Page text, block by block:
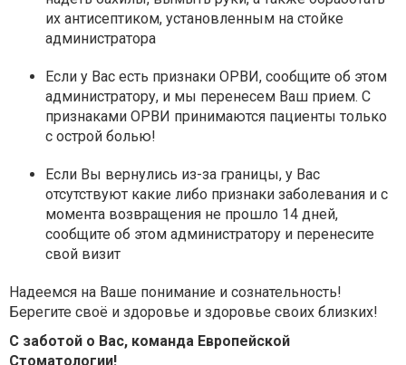
их антисептиком, установленным на стойке
администратора
Если у Вас есть признаки ОРВИ, сообщите об этом
администратору, и мы перенесем Ваш прием. С
признаками ОРВИ принимаются пациенты только
с острой болью!
Если Вы вернулись из-за границы, у Вас
отсутствуют какие либо признаки заболевания и с
момента возвращения не прошло 14 дней,
сообщите об этом администратору и перенесите
свой визит
Надеемся на Ваше понимание и сознательность!
Берегите своё и здоровье и здоровье своих близких!
С заботой о Вас, команда Европейской
Стоматологии!